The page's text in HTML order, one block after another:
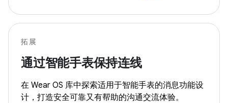
拓展
通过智能手表保持连线
在 Wear OS 库中探索适用于智能手表的消息功能设
计，打造安全可靠又有帮助的沟通交流体验。